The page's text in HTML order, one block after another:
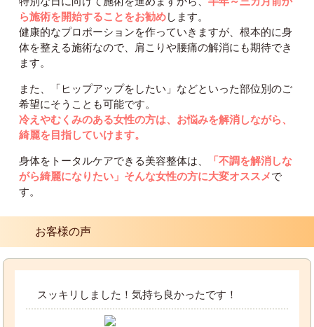
ら施術を開始することをお勧めします。
健康的なプロポーションを作っていきますが、根本的に身
体を整える施術なので、肩こりや腰痛の解消にも期待でき
ます。
また、「ヒップアップをしたい」などといった部位別のご
希望にそうことも可能です。
冷えやむくみのある女性の方は、お悩みを解消しながら、
綺麗を目指していけます。
身体をトータルケアできる美容整体は、
「不調を解消しな
がら綺麗になりたい」そんな女性の方に大変オススメで
す。
お客様の声
スッキリしました！気持ち良かったです！